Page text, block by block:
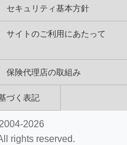
セキュリティ基本方針
サイトのご利用にあたって
保険代理店の取組み
づく表記
2026
rights reserved.